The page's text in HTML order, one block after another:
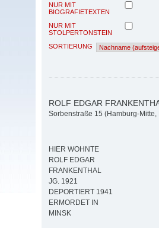
NUR MIT
BIOGRAFIETEXTEN
NUR MIT
STOLPERTONSTEIN
SORTIERUNG
ROLF EDGAR
Sorbenstraße 15 (Hamburg-
HIER WOHNTE
ROLF EDGAR
FRANKENTHAL
JG. 1921
DEPORTIERT 1941
ERMORDET IN
MINSK